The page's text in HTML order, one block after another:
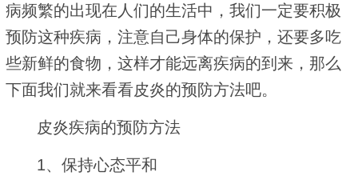
病频繁的出现在人们的生活中，我们一定要积极
预防这种疾病，注意自己身体的保护，还要多吃
些新鲜的食物，这样才能远离疾病的到来，那么
下面我们就来看看皮炎的预防方法吧。
皮炎疾病的预防方法
1、保持心态平和